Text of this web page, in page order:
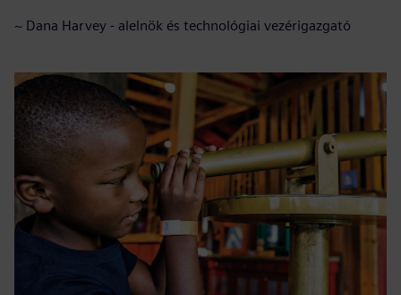
~ Dana Harvey - alelnök és technológiai vezérigazgató